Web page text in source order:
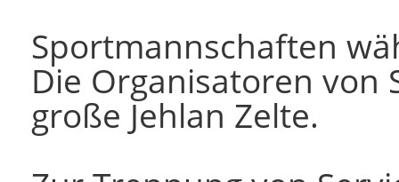
Sportmannschaften
Die Organisatoren von
große Jehlan Zelte.